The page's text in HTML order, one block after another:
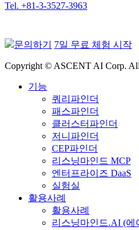
Tel. +81-3-3527-3963
문의하기 7일 무료 체험 시작
Copyright © ASCENT AI Corp. All
기능
쿼리파인더
패스파인더
클러스터파인더
저니파인더
CEP파인더
리스닝마인드 MCP
엔터프라이즈 DaaS
실험실
활용사례
활용사례
리스닝마인드.AI (에